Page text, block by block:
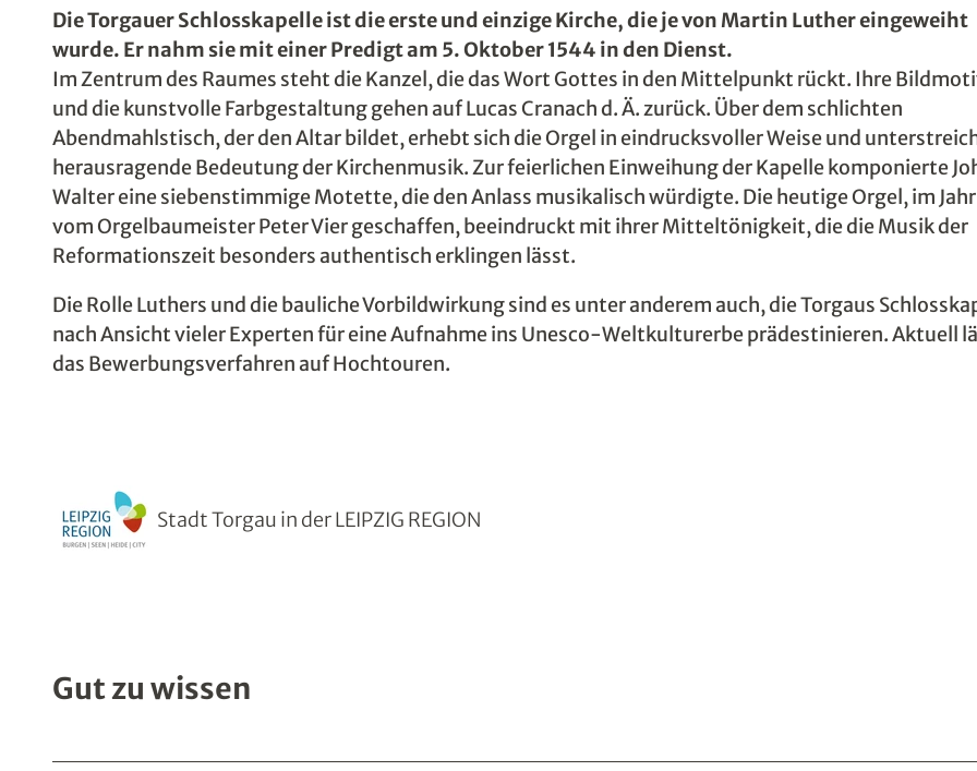
Die Torgauer Schlosskapelle ist die erste und einzige Kirche, die je von Martin Luther eingeweiht
wurde. Er nahm sie mit einer Predigt am 5. Oktober 1544 in den Dienst.
Im Zentrum des Raumes steht die Kanzel, die das Wort Gottes in den Mittelpunkt rückt. Ihre
und die kunstvolle Farbgestaltung gehen auf Lucas Cranach d. Ä. zurück. Über dem schlichten
Abendmahlstisch, der den Altar bildet, erhebt sich die Orgel in eindrucksvoller Weise und
herausragende Bedeutung der Kirchenmusik. Zur feierlichen Einweihung der Kapelle komponierte
Walter eine siebenstimmige Motette, die den Anlass musikalisch würdigte. Die heutige Orgel, im
vom Orgelbaumeister Peter Vier geschaffen, beeindruckt mit ihrer Mitteltönigkeit, die die Musik der
Reformationszeit besonders authentisch erklingen lässt.
Die Rolle Luthers und die bauliche Vorbildwirkung sind es unter anderem auch, die Torgaus
nach Ansicht vieler Experten für eine Aufnahme ins Unesco-Weltkulturerbe prädestinieren. Aktuell
das Bewerbungsverfahren auf Hochtouren.
Stadt Torgau in der LEIPZIG REGION
Gut zu wissen